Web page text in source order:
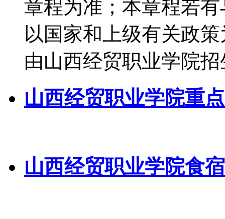
章程为准；本章程若
以国家和上级有关政
由山西经贸职业学院
山西经贸职业学院重
山西经贸职业学院食